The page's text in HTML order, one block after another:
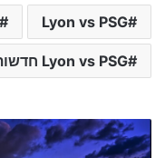
Lyon vs PSG
Lyon vs PSG חדשות
מ